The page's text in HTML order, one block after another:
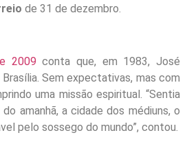
de 31 de dezembro.
2009 conta que, em 1983, José
Sem expectativas, mas com
uma missão espiritual. “Sentia
amanhã, a cidade dos médiuns, o
pelo sossego do mundo”, contou.